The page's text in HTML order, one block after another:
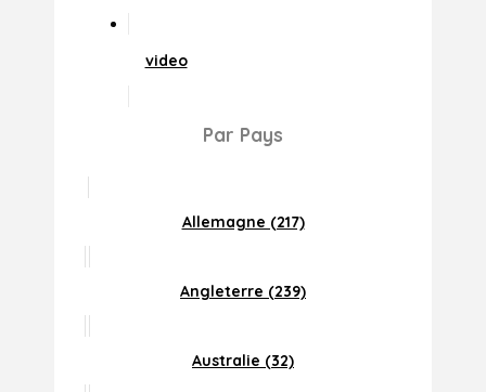
video
Par Pays
Allemagne (217)
Angleterre (239)
Australie (32)